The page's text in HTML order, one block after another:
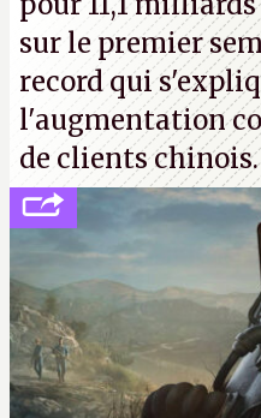
sur le premier
record qui
l'augmentation
de clients